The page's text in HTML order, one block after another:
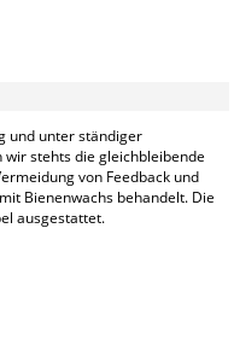
und unter ständiger
stehts die gleichbleibende
von Feedback und
Bienenwachs behandelt. Die
ausgestattet.